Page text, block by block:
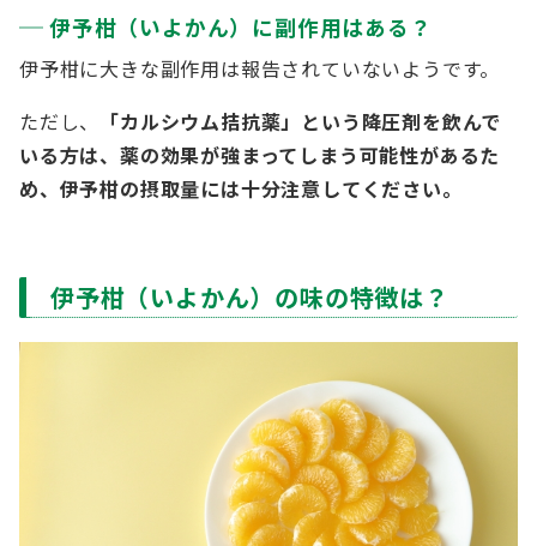
伊予柑（いよかん）に副作用はある？
伊予柑に大きな副作用は報告されていないようです。
ただし、
「カルシウム拮抗薬」という降圧剤を飲んで
いる方は、薬の効果が強まってしまう可能性があるた
め、伊予柑の摂取量には十分注意してください。
伊予柑（いよかん）の味の特徴は？